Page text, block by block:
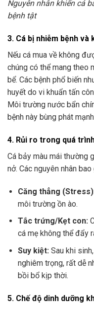
Nguyên nhân khiến cá
bệnh tật
3. Cá bị nhiễm bệnh và
Nếu cá mua về không
chúng có thể mang theo
bể. Các bệnh phổ biến
huyết do vi khuẩn tấn
Môi trường nước bẩn
bệnh này bùng phát
4. Rủi ro trong quá
Cá bảy màu mái thường
nở. Các nguyên nhân bao
Căng thẳng
môi trường ồn ào.
Tắc trứng/Kẹt con:
cá mẹ không thể đẩy
Suy kiệt: Sau khi
nghiêm trọng, rất dễ
bồi bổ kịp thời.
5. Chế độ dinh dưỡng